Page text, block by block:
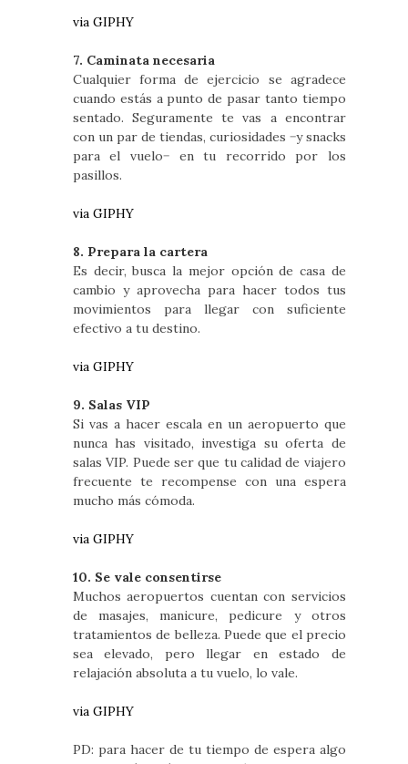
via GIPHY
7. Caminata necesaria
Cualquier forma de ejercicio se agradece
cuando estás a punto de pasar tanto tiempo
sentado. Seguramente te vas a encontrar
con un par de tiendas, curiosidades −y snacks
para el vuelo− en tu recorrido por los
pasillos.
via GIPHY
8. Prepara la cartera
Es decir, busca la mejor opción de casa de
cambio y aprovecha para hacer todos tus
movimientos para llegar con suficiente
efectivo a tu destino.
via GIPHY
9. Salas VIP
Si vas a hacer escala en un aeropuerto que
nunca has visitado, investiga su oferta de
salas VIP. Puede ser que tu calidad de viajero
frecuente te recompense con una espera
mucho más cómoda.
via GIPHY
10. Se vale consentirse
Muchos aeropuertos cuentan con servicios
de masajes, manicure, pedicure y otros
tratamientos de belleza. Puede que el precio
sea elevado, pero llegar en estado de
relajación absoluta a tu vuelo, lo vale.
via GIPHY
PD: para hacer de tu tiempo de espera algo